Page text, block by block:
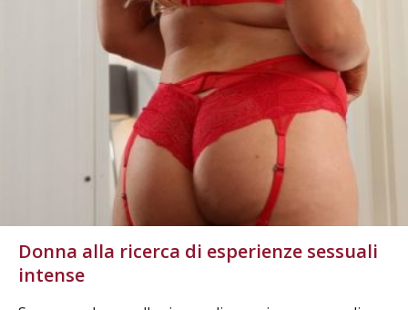
Donna alla ricerca di esperienze sessuali
intense